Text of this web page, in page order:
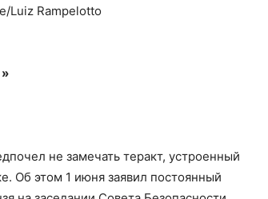
Luiz Rampelotto
не замечать теракт, устроенный
Об этом 1 июня заявил постоянный